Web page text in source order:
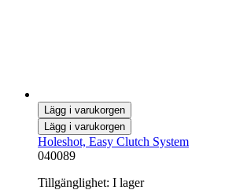
Lägg i varukorgen
Lägg i varukorgen
Holeshot, Easy Clutch System
040089
Tillgänglighet: I lager